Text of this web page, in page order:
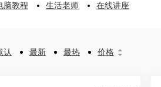
脑教程 生活老师 在线讲座
认 最新 最热 价格 
